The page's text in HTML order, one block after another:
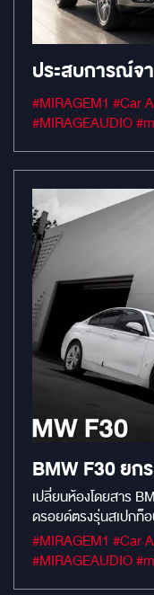
ประสบการณ์จา
“อุปกรณ์ราคาแ
เสียงที่วางผิดห
#MIRAGEM1 #Car Audio #เครื่องเสียงรถยนต์
#MIRAGEAUDIO #mirageaudioสำนักงานใหญ่
BMW F30 ยก
ด้วยจอแอนดร
จบในจอเดียว
เปลี่ยนห้องโดยสาร
ดรอยด์ตรงรุ่นสเปกท็อป! คืนความสดใหม่ให้ Series 3 คั
ด้วยการอัปเกรดหน้าจ
โดยเฉพาะ จอใหญ่คม
#MIRAGEM1 #Car Audio #เครื่องเสียงรถยนต์
#MIRAGEAUDIO #mirageaudioสำนักงานใหญ่